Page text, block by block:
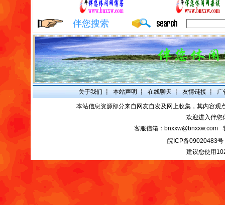
伴您搜索
关于我们 ┋ 本站声明 ┋ 在线聊天 ┋ 友情链接 ┋ 广
本站信息资源部分来自网友自发及网上收集，其内容
欢迎进入伴您
客服信箱：bnxxw@bnxxw.com
皖ICP备09020483号
建议您使用